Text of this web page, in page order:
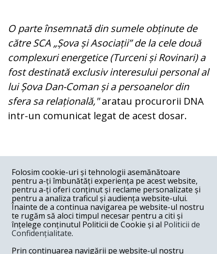
O parte însemnată din sumele obținute de
către SCA „Șova și Asociații” de la cele două
complexuri energetice (Turceni și Rovinari) a
fost destinată exclusiv interesului personal al
lui Șova Dan-Coman și a persoanelor din
sfera sa relațională,"aratau procurorii DNA
intr-un comunicat legat de acest dosar.
COMENTARII
Nume
Email
Folosim cookie-uri și tehnologii asemănătoare
pentru a-ți îmbunătăți experiența pe acest website,
pentru a-ți oferi conținut și reclame personalizate și
pentru a analiza traficul și audiența website-ului.
Înainte de a continua navigarea pe website-ul nostru
te rugăm să aloci timpul necesar pentru a citi și
înțelege conținutul Politicii de Cookie și al Politicii de
Confidențialitate.
Prin continuarea navigării pe website-ul nostru